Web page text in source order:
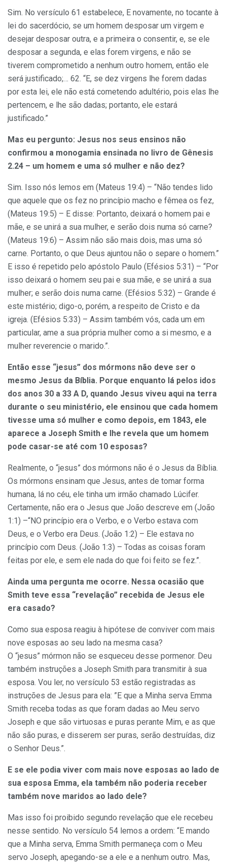
Sim. No versículo 61 estabelece, E novamente, no tocante à
lei do sacerdócio, se um homem desposar um virgem e
desejar desposar outra, e a primeira o consentir, e, se ele
desposar a segunda, e elas forem virgens, e não se
tiverem comprometido a nenhum outro homem, então ele
será justificado;… 62. “E, se dez virgens lhe forem dadas
por esta lei, ele não está cometendo adultério, pois elas lhe
pertencem, e lhe são dadas; portanto, ele estará
justificado.”
Mas eu pergunto: Jesus nos seus ensinos não
confirmou a monogamia ensinada no livro de Gênesis
2.24 – um homem e uma só mulher e não dez?
Sim. Isso nós lemos em (Mateus 19:4) – “Não tendes lido
que aquele que os fez no princípio macho e fêmea os fez,
(Mateus 19:5) – E disse: Portanto, deixará o homem pai e
mãe, e se unirá a sua mulher, e serão dois numa só carne?
(Mateus 19:6) – Assim não são mais dois, mas uma só
carne. Portanto, o que Deus ajuntou não o separe o homem.”
E isso é repetido pelo apóstolo Paulo (Efésios 5:31) – “Por
isso deixará o homem seu pai e sua mãe, e se unirá a sua
mulher; e serão dois numa carne. (Efésios 5:32) – Grande é
este mistério; digo-o, porém, a respeito de Cristo e da
igreja. (Efésios 5:33) – Assim também vós, cada um em
particular, ame a sua própria mulher como a si mesmo, e a
mulher reverencie o marido.”.
Então esse “jesus” dos mórmons não deve ser o
mesmo Jesus da Bíblia. Porque enquanto lá pelos idos
dos anos 30 a 33 A D, quando Jesus viveu aqui na terra
durante o seu ministério, ele ensinou que cada homem
tivesse uma só mulher e como depois, em 1843, ele
aparece a Joseph Smith e lhe revela que um homem
pode casar-se até com 10 esposas?
Realmente, o “jesus” dos mórmons não é o Jesus da Bíblia.
Os mórmons ensinam que Jesus, antes de tomar forma
humana, lá no céu, ele tinha um irmão chamado Lúcifer.
Certamente, não era o Jesus que João descreve em (João
1:1) –“NO princípio era o Verbo, e o Verbo estava com
Deus, e o Verbo era Deus. (João 1:2) – Ele estava no
princípio com Deus. (João 1:3) – Todas as coisas foram
feitas por ele, e sem ele nada do que foi feito se fez.”.
Ainda uma pergunta me ocorre. Nessa ocasião que
Smith teve essa “revelação” recebida de Jesus ele
era casado?
Como sua esposa reagiu à hipótese de conviver com mais
nove esposas ao seu lado na mesma casa?
O “jesus” mórmon não se esqueceu desse pormenor. Deu
também instruções a Joseph Smith para transmitir à sua
esposa. Vou ler, no versículo 53 estão registradas as
instruções de Jesus para ela: ”E que a Minha serva Emma
Smith receba todas as que foram dadas ao Meu servo
Joseph e que são virtuosas e puras perante Mim, e as que
não são puras, e disserem ser puras, serão destruídas, diz
o Senhor Deus.”.
E se ele podia viver com mais nove esposas ao lado de
sua esposa Emma, ela também não poderia receber
também nove maridos ao lado dele?
Mas isso foi proibido segundo revelação que ele recebeu
nesse sentido. No versículo 54 lemos a ordem: “E mando
que a Minha serva, Emma Smith permaneça com o Meu
servo Joseph, apegando-se a ele e a nenhum outro. Mas,